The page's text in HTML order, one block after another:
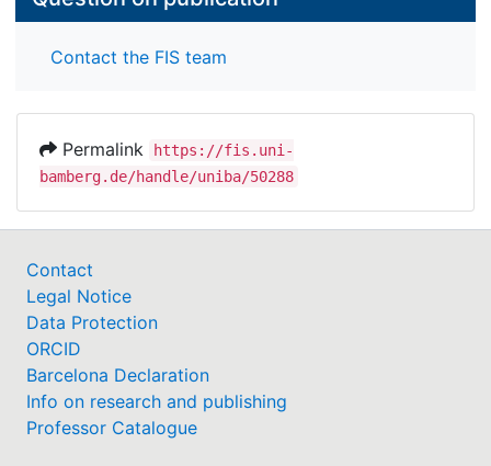
Contact the FIS team
Permalink
https://fis.uni-
bamberg.de/handle/uniba/50288
Contact
Legal Notice
Data Protection
ORCID
Barcelona Declaration
Info on research and publishing
Professor Catalogue